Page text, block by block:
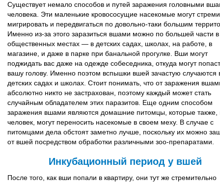
Существует немало способов и путей заражения головными
человека. Эти маленькие кровососущие насекомые могут
мигрировать и передвигаться по довольно-таки большим
Именно из-за этого заразиться вшами можно по большей части в
общественных местах — в детских садах, школах, на работе, в
магазине, и даже в парке при банальной прогулке. Вши могут
поджидать вас даже на одежде собеседника, откуда могут
вашу голову. Именно поэтом вспышки вшей зачастую случаются
детских садах и школах. Стоит понимать, что от заражения
абсолютно никто не застрахован, поэтому каждый может стать
случайным обладателем этих паразитов. Еще одним способом
заражения вшами являются домашние питомцы, которые также,
человек, могут переносить насекомые в своем меху. В случае с
питомцами дела обстоят заметно лучше, поскольку их можно
от вшей посредством обработки различными зоо-препаратами.
Инкубационный период у вшей
После того, как вши попали в квартиру, они тут же стремительно